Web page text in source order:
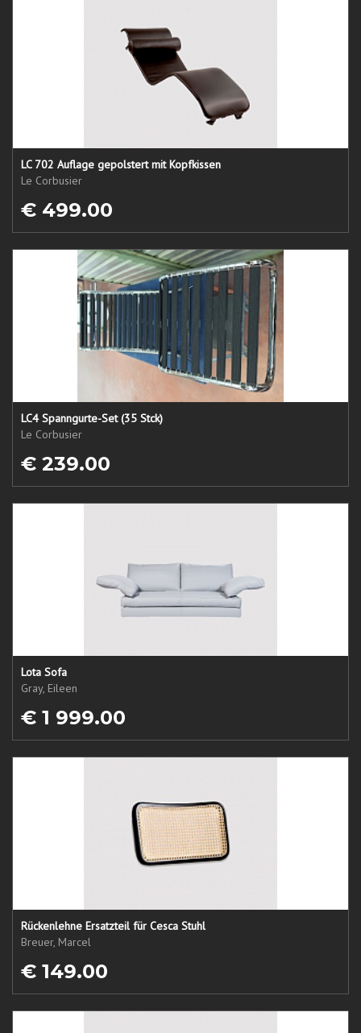
LC 702 Auflage gepolstert mit Kopfkissen
Le Corbusier
€ 499.00
LC4 Spanngurte-Set (35 Stck)
Le Corbusier
€ 239.00
Lota Sofa
Gray, Eileen
€ 1 999.00
Rückenlehne Ersatzteil für Cesca Stuhl
Breuer, Marcel
€ 149.00